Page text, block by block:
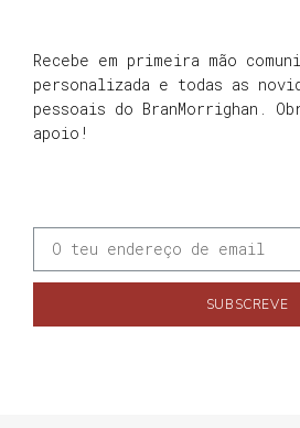
Recebe em primeira mão
personalizada e todas as
pessoais do BranMorrighan.
apoio!
SUBSCREVE